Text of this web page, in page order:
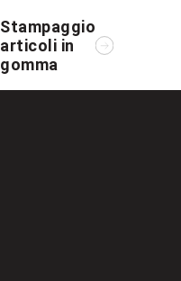
Stampaggio
articoli in
gomma